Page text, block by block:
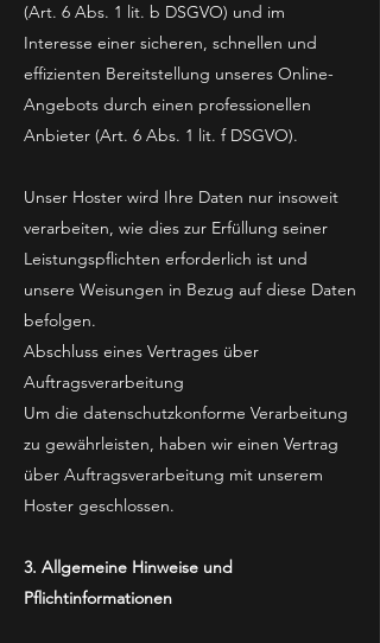
(Art. 6 Abs. 1 lit. b DSGVO) und im
Interesse einer sicheren, schnellen und
effizienten Bereitstellung unseres Online-
Angebots durch einen professionellen
Anbieter (Art. 6 Abs. 1 lit. f DSGVO).
Unser Hoster wird Ihre Daten nur insoweit
verarbeiten, wie dies zur Erfüllung seiner
Leistungspflichten erforderlich ist und
unsere Weisungen in Bezug auf diese Daten
befolgen.
Abschluss eines Vertrages über
Auftragsverarbeitung
Um die datenschutzkonforme Verarbeitung
zu gewährleisten, haben wir einen Vertrag
über Auftragsverarbeitung mit unserem
Hoster geschlossen.
3. Allgemeine Hinweise und
Pflichtinformationen